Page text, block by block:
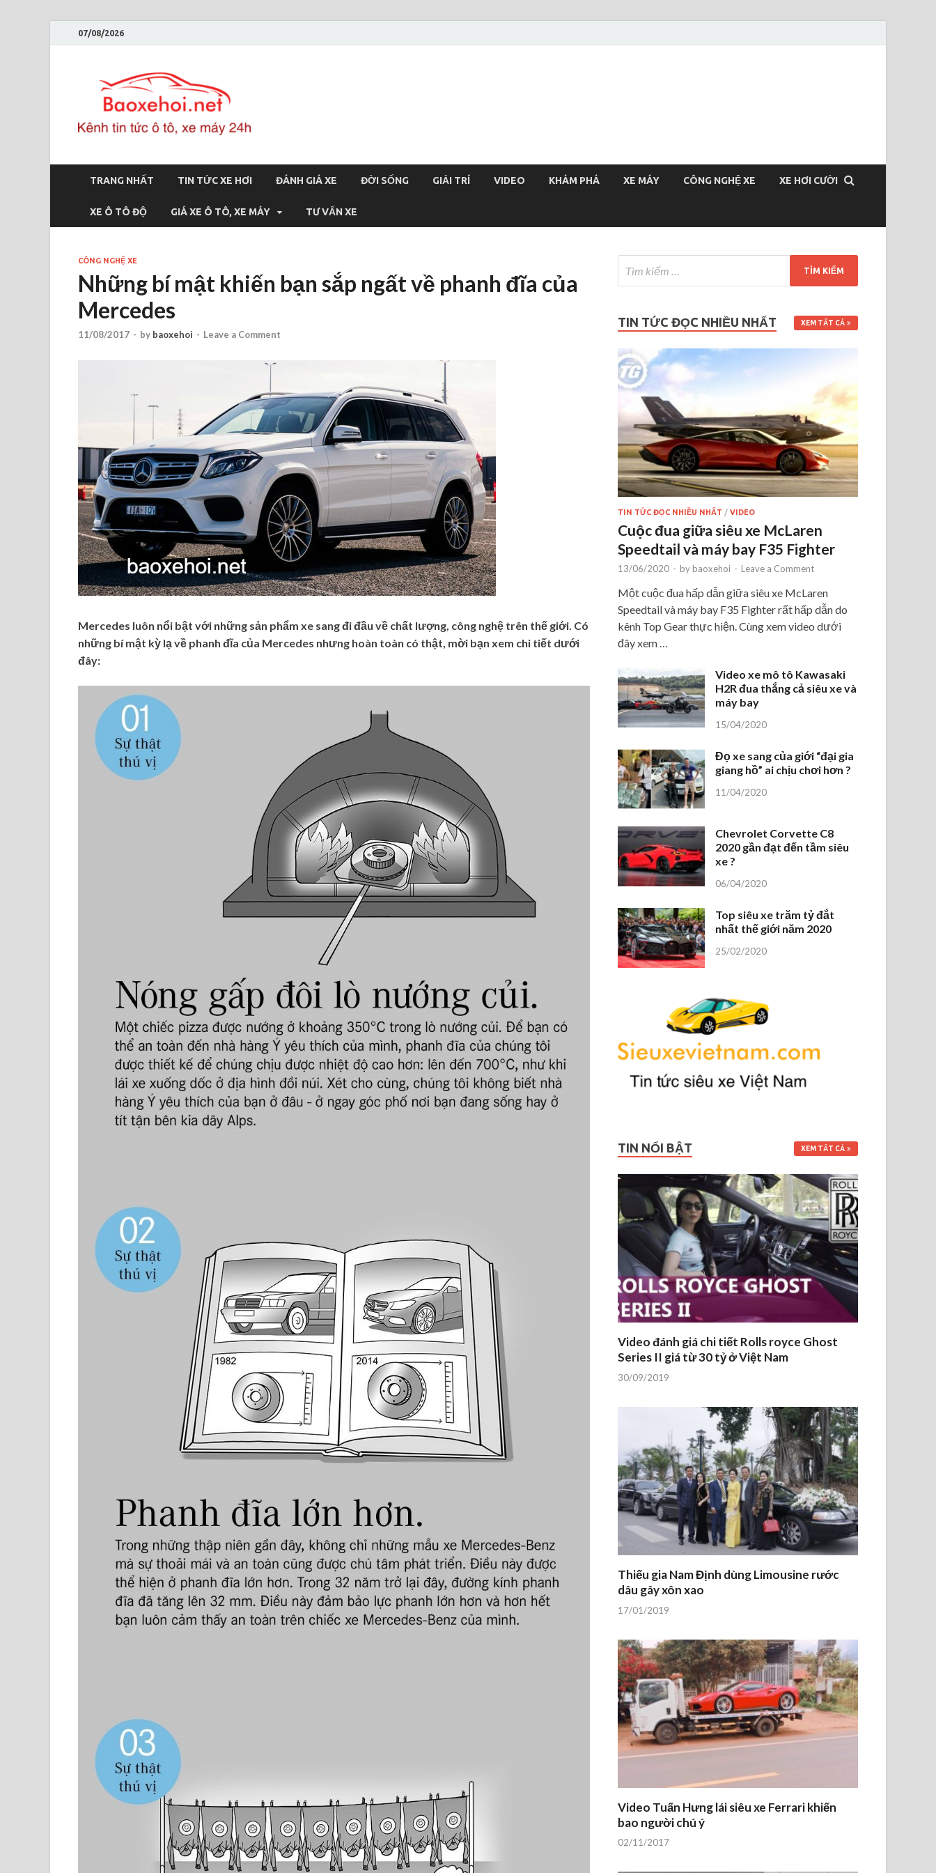
07/08/2026
TRANG NHẤT TIN TỨC XE HƠI ĐÁNH GIÁ XE ĐỜI SỐNG GIẢI TRÍ VIDEO KHÁM PHÁ XE MÁY CÔNG NGHỆ XE XE HƠI CƯỜI
XE Ô TÔ ĐỘ GIÁ XE Ô TÔ, XE MÁY TƯ VẤN XE
CÔNG NGHỆ XE
Những bí mật khiến bạn sắp ngất về phanh đĩa của
Mercedes
11/08/2017 - by baoxehoi - Leave a Comment
Mercedes luôn nổi bật với những sản phẩm xe sang đi đầu về chất lượng, công nghệ trên thế giới. Có
những bí mật kỳ lạ về phanh đĩa của Mercedes nhưng hoàn toàn có thật, mời bạn xem chi tiết dưới
đây:
TIN TỨC ĐỌC NHIỀU NHẤT XEM TẤT CẢ
TIN TỨC ĐỌC NHIỀU NHẤT /VIDEO
Cuộc đua giữa siêu xe McLaren
Speedtail và máy bay F35 Fighter
13/06/2020 - by baoxehoi - Leave a Comment
Một cuộc đua hấp dẫn giữa siêu xe McLaren
Speedtail và máy bay F35 Fighter rất hấp dẫn do
kênh Top Gear thực hiện. Cùng xem video dưới
đây xem …
Video xe mô tô Kawasaki
H2R đua thắng cả siêu xe và
máy bay
15/04/2020
Đọ xe sang của giới “đại gia
giang hồ” ai chịu chơi hơn ?
11/04/2020
Chevrolet Corvette C8
2020 gần đạt đến tầm siêu
xe ?
06/04/2020
Top siêu xe trăm tỷ đắt
nhất thế giới năm 2020
25/02/2020
TIN NỔI BẬT XEM TẤT CẢ
Video đánh giá chi tiết Rolls royce Ghost
Series II giá từ 30 tỷ ở Việt Nam
30/09/2019
Thiếu gia Nam Định dùng Limousine rước
dâu gây xôn xao
17/01/2019
Video Tuấn Hưng lái siêu xe Ferrari khiến
bao người chú ý
02/11/2017